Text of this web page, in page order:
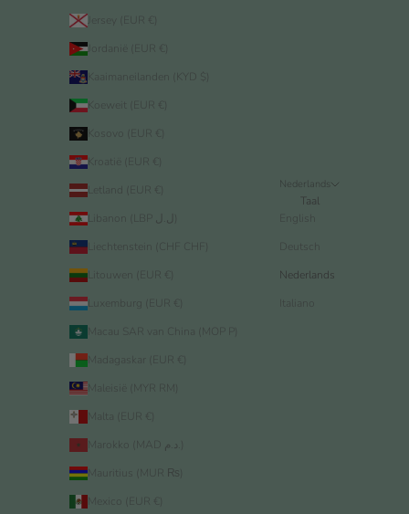
Jersey (EUR €)
Jordanië (EUR €)
Kaaimaneilanden (KYD $)
Koeweit (EUR €)
Kroatië (EUR €)
Letland (EUR €)
Liechtenstein (CHF CHF)
Litouwen (EUR €)
Luxemburg (EUR €)
Macau SAR van China (MOP P)
Madagaskar (EUR €)
Maleisië (MYR RM)
Malta (EUR €)
Mauritius (MUR ₨)
Mexico (EUR €)
Nederlands
Taal
English
Deutsch
Nederlands
Italiano